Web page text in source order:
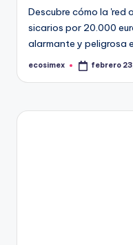
Descubre cómo la
sicarios por 20.000
alarmante y peligrosa
Publicado
ecosimex febrero